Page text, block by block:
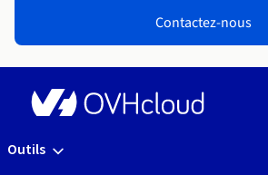
Contactez-nous
Outils